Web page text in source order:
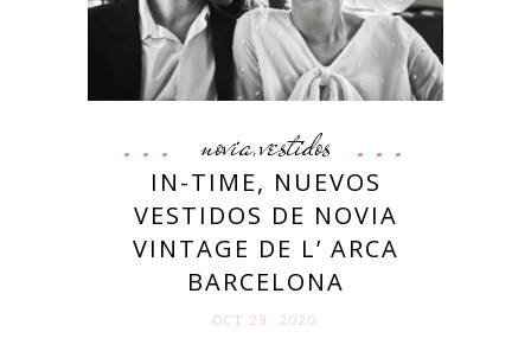
novia,vestidos
IN-TIME, NUEVOS
VESTIDOS DE NOVIA
VINTAGE DE L’ ARCA
BARCELONA
OCT 29. 2020